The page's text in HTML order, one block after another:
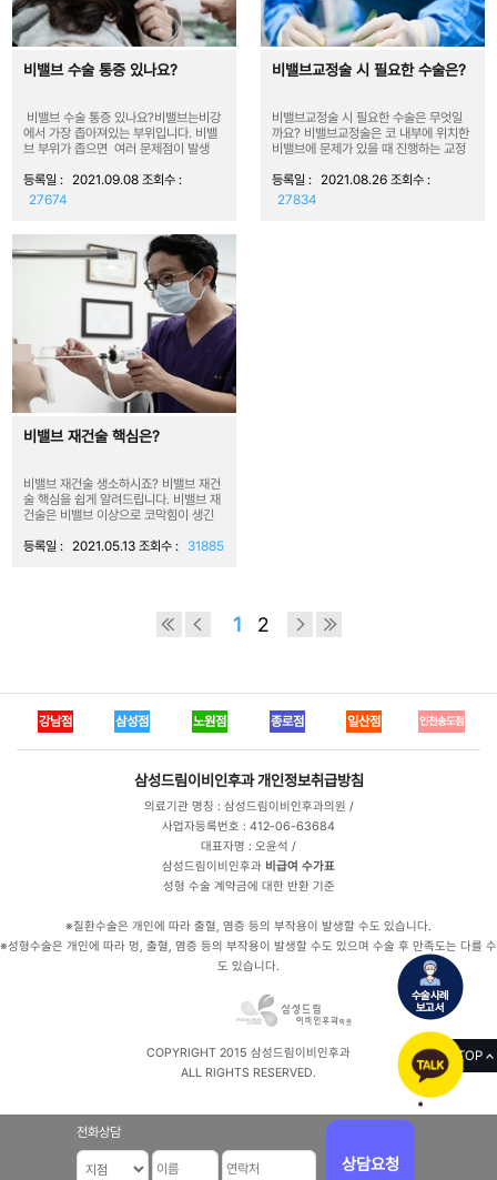
비밸브 수술 통증 있나요?
비밸브 수술 통증 있나요?비밸브는비강
에서 가장 좁아져있는 부위입니다. 비밸
브 부위가 좁으면 여러 문제점이 발생
등록일 : 2021.09.08 조회수 :
27674
비밸브교정술 시 필요한 수술은?
비밸브교정술 시 필요한 수술은 무엇일
까요? 비밸브교정술은 코 내부에 위치한
비밸브에 문제가 있을 때 진행하는 교정
등록일 : 2021.08.26 조회수 :
27834
비밸브 재건술 핵심은?
비밸브 재건술 생소하시죠? 비밸브 재건
술 핵심을 쉽게 알려드립니다. 비밸브 재
건술은 비밸브 이상으로 코막힘이 생긴
등록일 : 2021.05.13 조회수 : 31885
1 2
전화상담
상담요청
강남점 삼성점 노원점 종로점 일산점 인천송도점
삼성드림이비인후과 개인정보취급방침
의료기관 명칭 : 삼성드림이비인후과의원 /
사업자등록번호 : 412-06-63684
대표자명 : 오윤석 /
삼성드림이비인후과 비급여 수가표
성형 수술 계약금에 대한 반환 기준
※질환수술은 개인에 따라 출혈, 염증 등의 부작용이 발생할 수도 있습니다.
※성형수술은 개인에 따라 멍, 출혈, 염증 등의 부작용이 발생할 수도 있으며 수술 후 만족도는 다를 수
도 있습니다.
COPYRIGHT 2015 삼성드림이비인후과
ALL RIGHTS RESERVED.
TOP